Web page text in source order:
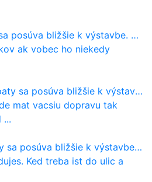
bližšie k výstavbe. NDS urobila dôležitý krok
ak vobec ho niekedy
bližšie k výstavbe. NDS urobila dôležitý krok
mat vacsiu dopravu tak
...
bližšie k výstavbe. NDS urobila dôležitý krok
Ked treba ist do ulic a